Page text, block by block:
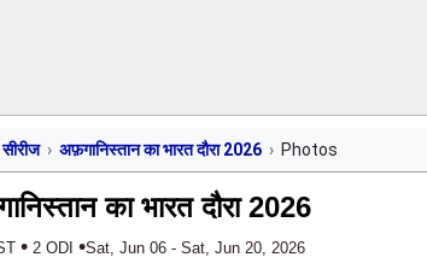
सीरीज अफ़गानिस्तान का भारत दौरा 2026 Photos
का भारत दौरा 2026
• 2 ODI •Sat, Jun 06 - Sat, Jun 20, 2026